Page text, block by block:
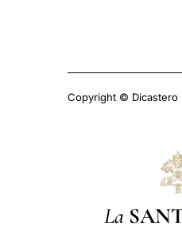
Copyright © Dicastero
La